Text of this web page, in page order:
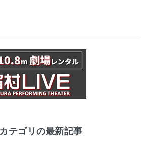
カテゴリの最新記事